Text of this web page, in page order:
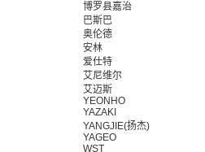
博罗县嘉治
巴斯巴
奥伦德
安林
爱仕特
艾尼维尔
艾迈斯
YEONHO
YAZAKI
YANGJIE(扬杰)
YAGEO
WST